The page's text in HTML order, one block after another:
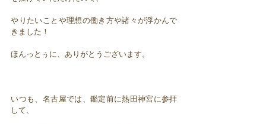
やりたいことや理想の働き方や諸々が浮かんで
きました！
ほんっとぅに、ありがとうございます。
いつも、名古屋では、鑑定前に熱田神宮に参拝
して、